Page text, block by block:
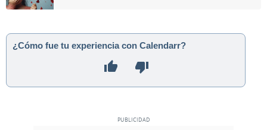
¿Cómo fue tu experiencia con Calendarr?